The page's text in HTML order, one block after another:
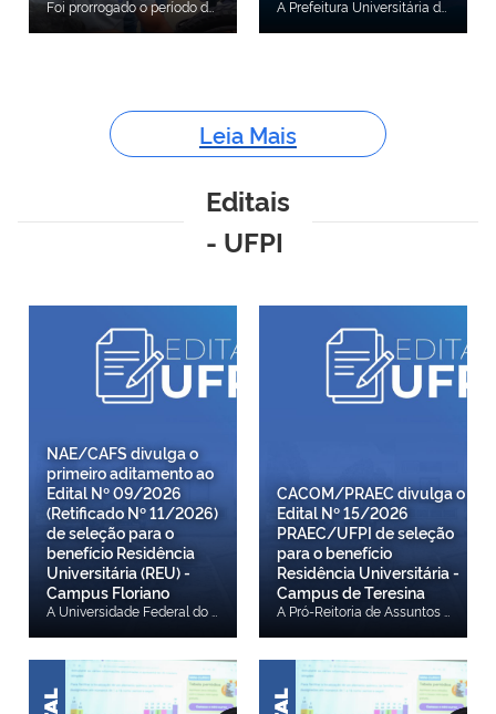
Leia Mais
Editais
- UFPI
NAE/CAFS divulga o
primeiro aditamento ao
Edital Nº 09/2026
(Retificado Nº 11/2026)
de seleção para o
benefício Residência
Universitária (REU) -
Campus Floriano
CACOM/PRAEC divulga o
Edital Nº 15/2026
PRAEC/UFPI de seleção
para o benefício
Residência Universitária -
Campus de Teresina